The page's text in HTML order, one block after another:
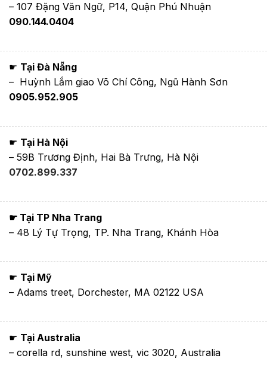
– 107 Đặng Văn Ngữ, P14, Quận Phú Nhuận
090.144.0404
☛ Tại Đà Nẵng
– Huỳnh Lắm giao Võ Chí Công, Ngũ Hành Sơn
0905.952.905
☛ Tại Hà Nội
– 59B Trương Định, Hai Bà Trưng, Hà Nội
0702.899.337
☛ Tại TP Nha Trang
– 48 Lý Tự Trọng, TP. Nha Trang, Khánh Hòa
☛ Tại Mỹ
– Adams treet, Dorchester, MA 02122 USA
☛ Tại Australia
– corella rd, sunshine west, vic 3020, Australia